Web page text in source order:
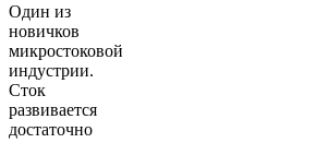
Один из
новичков
микростоковой
индустрии.
Сток
развивается
достаточно